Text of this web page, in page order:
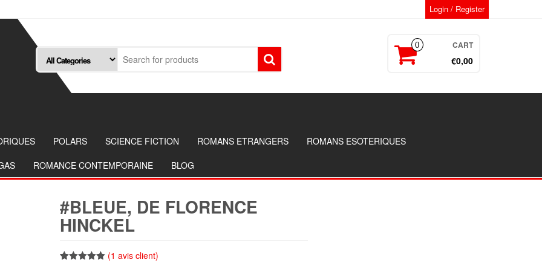
Login / Register
0 CART
€0,00
POLARS SCIENCE FICTION ROMANS ETRANGERS
ROMANS ESOTERIQUES
ROMANCE CONTEMPORAINE BLOG
#BLEUE, DE FLORENCE
HINCKEL
(1 avis client)